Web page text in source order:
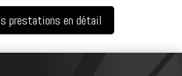
prestations en détail